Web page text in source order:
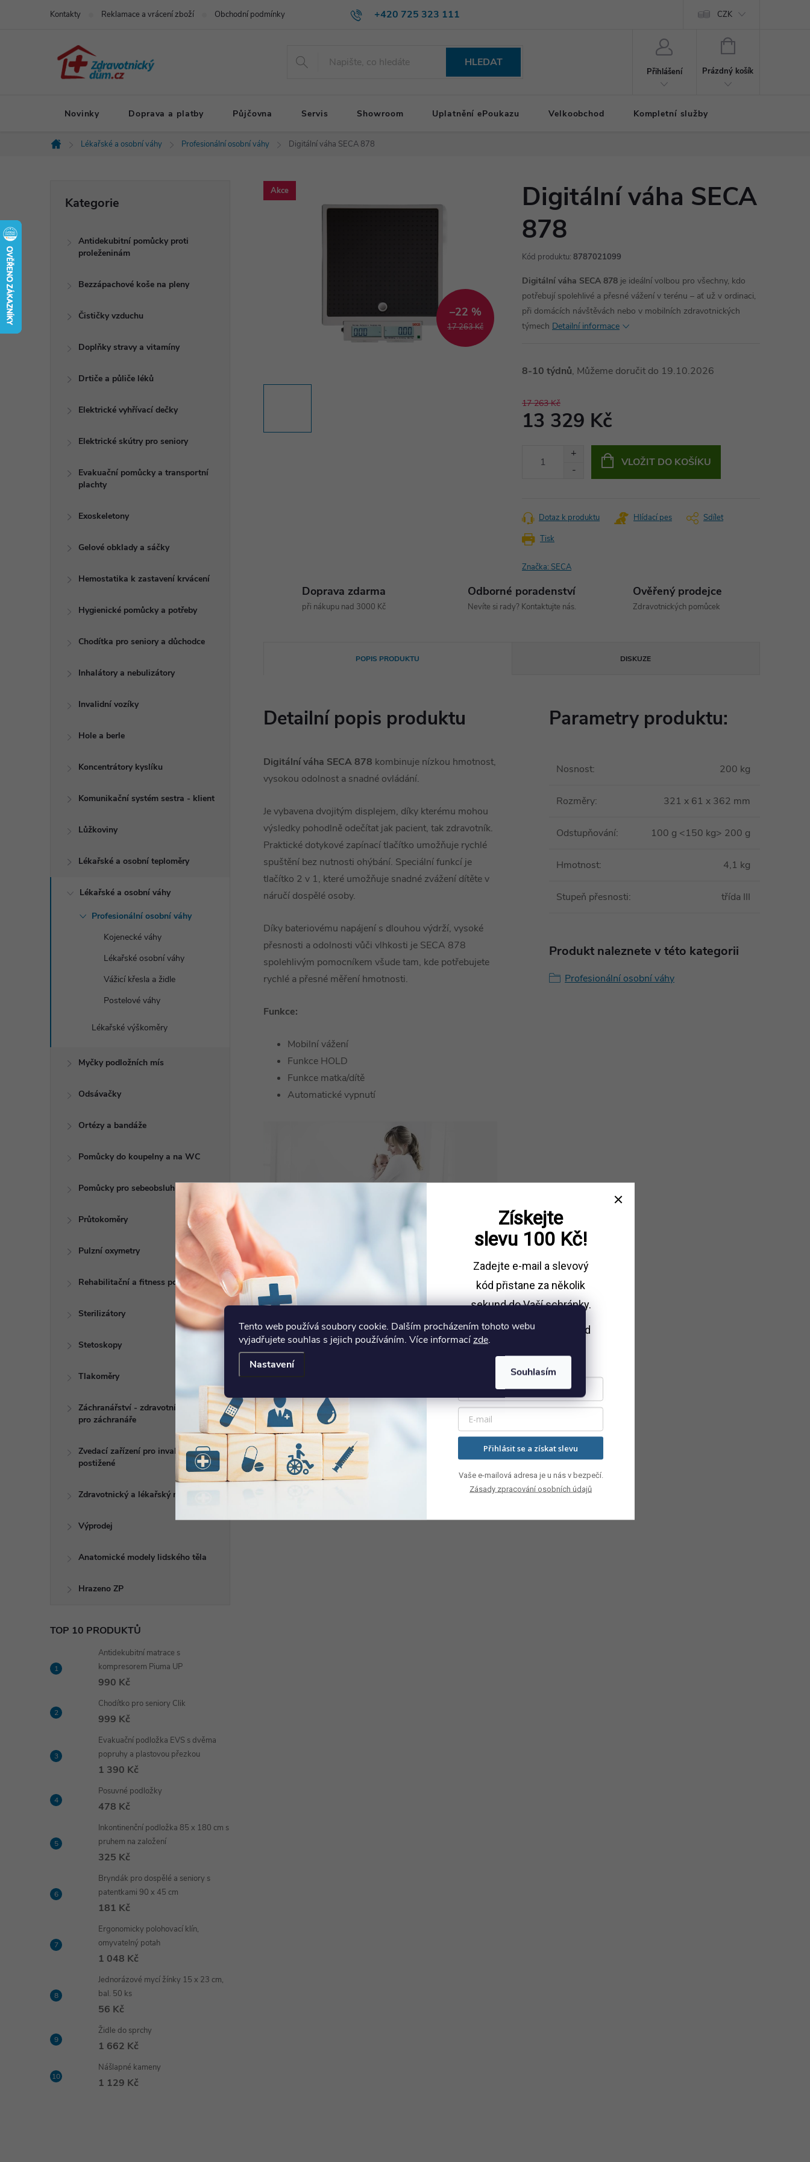
Tento web používá soubory cookie. Dalším procházením tohoto webu
vyjadřujete souhlas s jejich používáním. Více informacízde.
Nastavení
Souhlasím
+420 725 323 111
Kontakty Reklamace a vrácení zboží Obchodní podmínky CZK
HLEDAT
Přihlášení
NÁKUPNÍ
Prázdný košík
Novinky Doprava a platby Půjčovna Servis Showroom Uplatnění ePoukazu Velkoobchod Kompletní služby
Domů
Lékařské a osobní váhy Profesionální osobní váhy Digitální váha SECA 878
kategorie
Kategorie
Antidekubitní pomůcky proti
proleženinám
Bezzápachové koše na pleny
Čističky vzduchu
Doplňky stravy a vitamíny
Drtiče a půliče léků
Elektrické vyhřívací dečky
Elektrické skútry pro seniory
Evakuační pomůcky a transportní
plachty
Exoskeletony
Gelové obklady a sáčky
Hemostatika k zastavení krvácení
Hygienické pomůcky a potřeby
Chodítka pro seniory a důchodce
Inhalátory a nebulizátory
Invalidní vozíky
Hole a berle
Koncentrátory kyslíku
Komunikační systém sestra - klient
Lůžkoviny
Lékařské a osobní teploměry
Lékařské a osobní váhy
Profesionální osobní váhy
Kojenecké váhy
Lékařské osobní váhy
Vážicí křesla a židle
Postelové váhy
Lékařské výškoměry
Myčky podložních mís
Odsávačky
Ortézy a bandáže
Pomůcky do koupelny a na WC
Pomůcky pro sebeobsluhu
Průtokoměry
Pulzní oxymetry
Rehabilitační a fitness pomůcky
Sterilizátory
Stetoskopy
Tlakoměry
Záchranářství - zdravotní potřeby
pro záchranáře
Zvedací zařízení pro invalidy a
postižené
Zdravotnický a lékařský nábytek
Výprodej
Anatomické modely lidského těla
Hrazeno ZP
TOP 10 PRODUKTŮ
Antidekubitní matrace s
kompresorem Piuma UP
990 Kč
Chodítko pro seniory Clik
999 Kč
Evakuační podložka EVS s dvěma
popruhy a plastovou přezkou
1 390 Kč
Posuvné podložky
478 Kč
Inkontinenční podložka 85 x 180 cm s
pruhem na založení
325 Kč
Bryndák pro dospělé a seniory s
patentkami 90 x 45 cm
181 Kč
Ergonomicky polohovací klín,
omyvatelný potah
1 048 Kč
Jednorázové mycí žínky 15 x 23 cm,
bal. 50 ks
56 Kč
Židle do sprchy
1 662 Kč
Nášlapné kameny
1 129 Kč
Akce
17 263 Kč
–22 %
Digitální váha SECA
878
Kód produktu: 8787021099
Digitální váha SECA 878 je ideální volbou pro všechny, kdo
potřebují spolehlivé a přesné vážení v terénu – ať už v ordinaci,
při domácích návštěvách nebo v mobilních zdravotnických
týmech Detailní informace
8-10 týdnů 19.10.2026
17 263 Kč
13 329 Kč
VLOŽIT DO KOŠÍKU
Tisk
Dotaz k produktu Hlídací pes Sdílet
Značka: SECA
Doprava zdarma
při nákupu nad 3000 Kč
Odborné poradenství
Nevíte si rady? Kontaktujte nás.
Ověřený prodejce
Zdravotnických pomůcek
POPIS PRODUKTU DISKUZE
Detailní popis produktu
Digitální váha SECA 878 kombinuje nízkou hmotnost,
vysokou odolnost a snadné ovládání.
Je vybavena dvojitým displejem, díky kterému mohou
výsledky pohodlně odečítat jak pacient, tak zdravotník.
Praktické dotykové zapínací tlačítko umožňuje rychlé
spuštění bez nutnosti ohýbání. Speciální funkcí je
tlačítko 2 v 1, které umožňuje snadné zvážení dítěte v
náručí dospělé osoby.
Díky bateriovému napájení s dlouhou výdrží, vysoké
přesnosti a odolnosti vůči vlhkosti je SECA 878
spolehlivým pomocníkem všude tam, kde potřebujete
rychlé a přesné měření hmotnosti.
Funkce:
Mobilní vážení
Funkce HOLD
Funkce matka/dítě
Automatické vypnutí
Parametry produktu:
Nosnost: 200 kg
Rozměry: 321 x 61 x 362 mm
Odstupňování: 100 g <150 kg> 200 g
Hmotnost: 4,1 kg
Stupeň přesnosti: třída III
Produkt naleznete v této kategorii
Profesionální osobní váhy
Získejte
slevu 100 Kč!
Zadejte e-mail a slevový
kód přistane za několik
sekund do Vaší schránky.
Sleva platí při nákupu
nad
Přihlásit se a získat slevu
Vaše e-mailová adresa je u nás v bezpečí.
Zásady zpracování osobních údajů